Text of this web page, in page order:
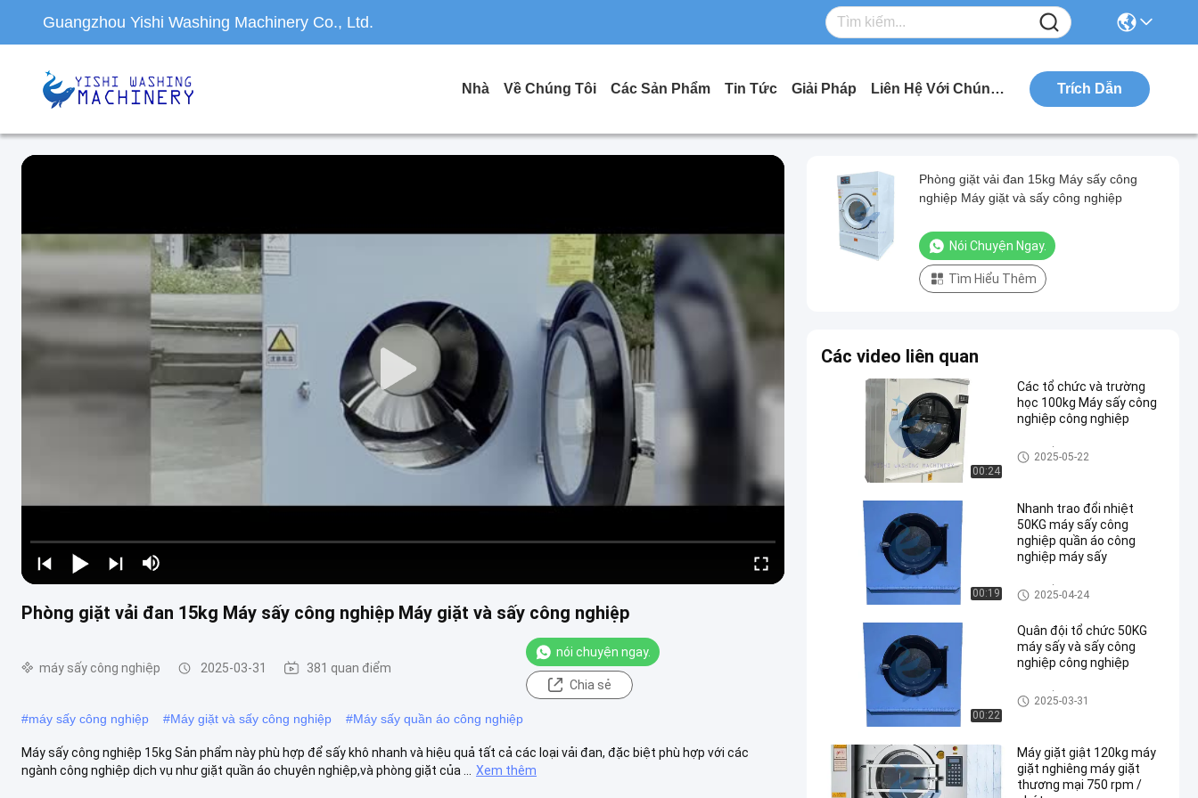
Guangzhou Yishi Washing Machinery Co., Ltd.
Nhà Về Chúng Tôi Các Sản Phẩm Tin Tức Giải Pháp Liên Hệ Với Chúng Tôi Trích Dẫn
Phòng giặt vải đan 15kg Máy sấy công nghiệp Máy giặt và sấy công nghiệp
máy sấy công nghiệp 2025-03-31 381 quan điểm
nói chuyện ngay.
Chia sẻ
#máy sấy công nghiệp #Máy giặt và sấy công nghiệp #Máy sấy quần áo công nghiệp
Máy sấy công nghiệp 15kg Sản phẩm này phù hợp để sấy khô nhanh và hiệu quả tất cả các loại vải đan, đặc biệt phù hợp với các
ngành công nghiệp dịch vụ như giặt quần áo chuyên nghiệp,và phòng giặt của ...
Xem thêm
Phòng giặt vải đan 15kg Máy sấy công
nghiệp Máy giặt và sấy công nghiệp
Nói Chuyện Ngay.
Tìm Hiểu Thêm
Các video liên quan
00:24
Các tổ chức và trường
học 100kg Máy sấy công
nghiệp công nghiệp
máy sấy công nghiệp
2025-05-22
00:19
Nhanh trao đổi nhiệt
50KG máy sấy công
nghiệp quần áo công
nghiệp máy sấy
máy sấy công nghiệp
2025-04-24
00:22
Quân đội tổ chức 50KG
máy sấy và sấy công
nghiệp công nghiệp
máy sấy công nghiệp
2025-03-31
Máy giặt giật 120kg máy
giặt nghiêng máy giặt
thương mại 750 rpm /